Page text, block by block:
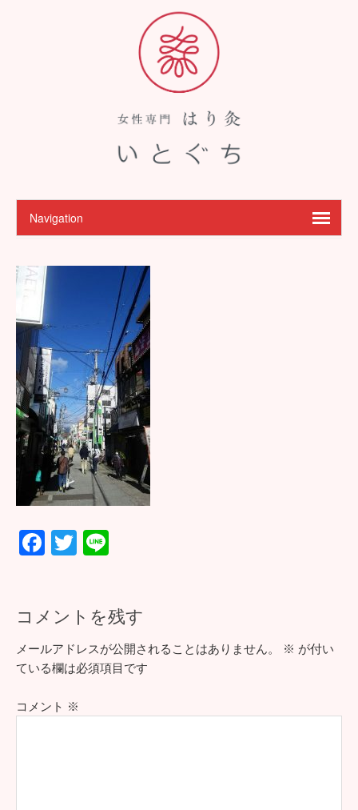
F
b
o
o
k
T
er
コメントを残す
メールアドレスが公開されることはありません。 ※ が付い
ている欄は必須項目です
コメント ※